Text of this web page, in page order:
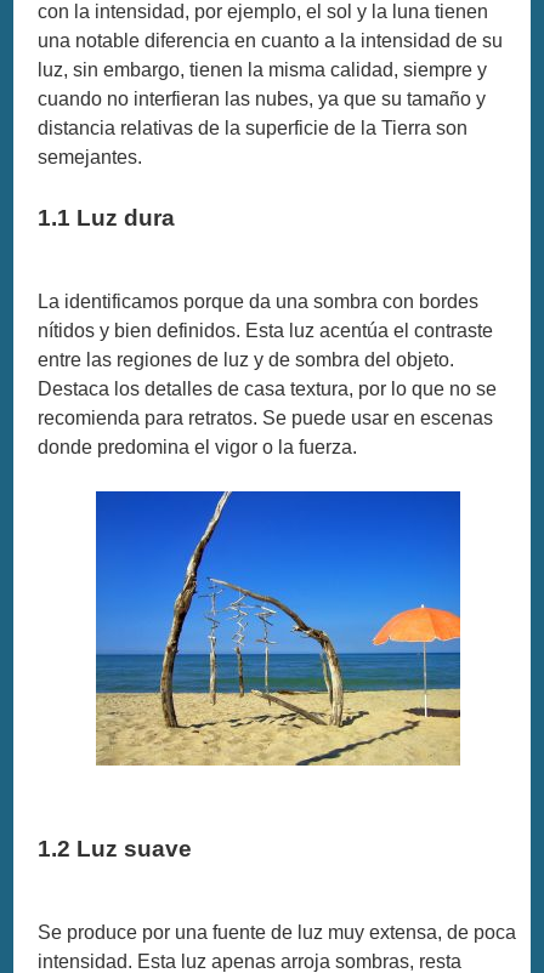
con la intensidad, por ejemplo, el sol y la luna tienen
una notable diferencia en cuanto a la intensidad de su
luz, sin embargo, tienen la misma calidad, siempre y
cuando no interfieran las nubes, ya que su tamaño y
distancia relativas de la superficie de la Tierra son
semejantes.
1.1 Luz dura
La identificamos porque da una sombra con bordes
nítidos y bien definidos. Esta luz acentúa el contraste
entre las regiones de luz y de sombra del objeto.
Destaca los detalles de casa textura, por lo que no se
recomienda para retratos. Se puede usar en escenas
donde predomina el vigor o la fuerza.
1.2 Luz suave
Se produce por una fuente de luz muy extensa, de poca
intensidad. Esta luz apenas arroja sombras, resta